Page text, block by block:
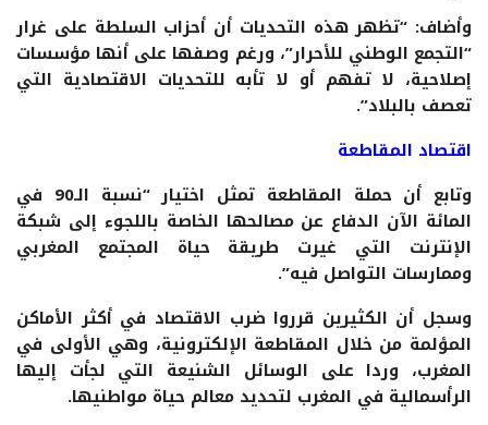
وأضاف: “تظهر هذه التحديات أن أحزاب السلطة على غرار
“التجمع الوطني للأحرار”، ورغم وصفها على أنها مؤسسات
إصلاحية، لا تفهم أو لا تأبه للتحديات الاقتصادية التي
تعصف بالبلاد”.
اقتصاد المقاطعة
وتابع أن حملة المقاطعة تمثل اختيار “نسبة الـ90 في
المائة الآن الدفاع عن مصالحها الخاصة باللجوء إلى شبكة
الإنترنت التي غيرت طريقة حياة المجتمع المغربي
وممارسات التواصل فيه”.
وسجل أن الكثيرين قرروا ضرب الاقتصاد في أكثر الأماكن
المؤلمة من خلال المقاطعة الإلكترونية، وهي الأولى في
المغرب، وردا على الوسائل الشنيعة التي لجأت إليها
الرأسمالية في المغرب لتحديد معالم حياة مواطنيها.